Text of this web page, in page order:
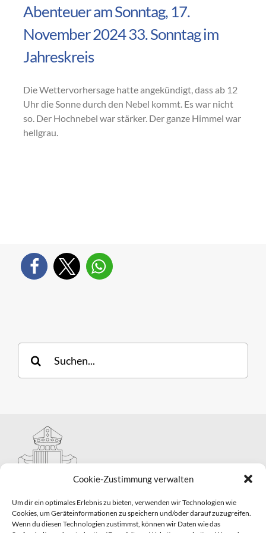
Cookie-Zustimmung verwalten
Um dir ein optimales Erlebnis zu bieten, verwenden wir Technologien wie
Cookies, um Geräteinformationen zu speichern und/oder darauf zuzugreifen.
Wenn du diesen Technologien zustimmst, können wir Daten wie das
Abenteuer am Sonntag, 17.
November 2024 33. Sonntag im
Jahreskreis
Die Wettervorhersage hatte angekündigt, dass ab 12
Uhr die Sonne durch den Nebel kommt. Es war nicht
so. Der Hochnebel war stärker. Der ganze Himmel war
hellgrau.
nach:
Hauptabteilung II – Seelsorge